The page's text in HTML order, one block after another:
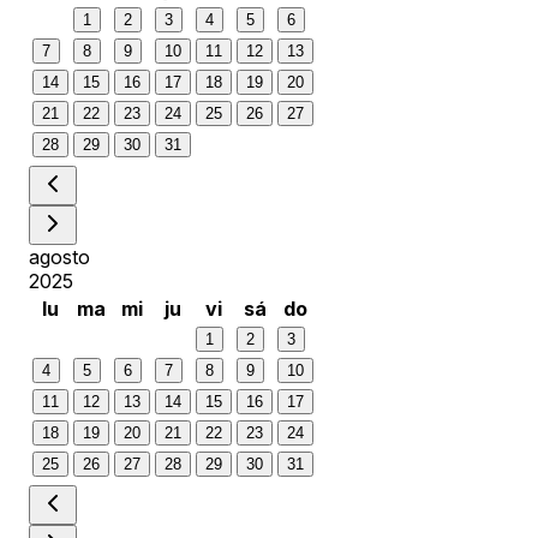
1 2 3 4 5
6
7
8 9 10 11 12
13
14
15 16 17 18 19
20
21
22 23 24 25 26
27
28
29 30 31
agosto
2025
lu
ma mi ju vi sá do
1 2
3
4
5 6 7 8 9
10
11
12 13 14 15 16
17
18
19 20 21 22 23
24
25
26 27 28 29 30 31